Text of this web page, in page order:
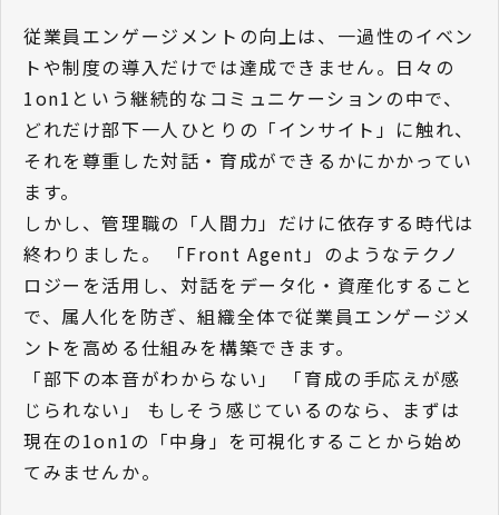
従業員エンゲージメントの向上は、一過性のイベン
トや制度の導入だけでは達成できません。日々の
1on1という継続的なコミュニケーションの中で、
どれだけ部下一人ひとりの「インサイト」に触れ、
それを尊重した対話・育成ができるかにかかってい
ます。
しかし、管理職の「人間力」だけに依存する時代は
終わりました。 「Front Agent」のようなテクノ
ロジーを活用し、対話をデータ化・資産化すること
で、属人化を防ぎ、組織全体で従業員エンゲージメ
ントを高める仕組みを構築できます。
「部下の本音がわからない」 「育成の手応えが感
じられない」 もしそう感じているのなら、まずは
現在の1on1の「中身」を可視化することから始め
てみませんか。